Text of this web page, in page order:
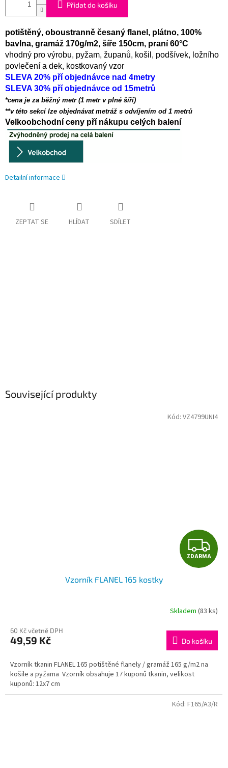
Přidat do košíku
potištěný, oboustranně česaný flanel, plátno, 100%
bavlna, gramáž 170g/m2, šíře 150cm, praní 60°C
vhodný pro výrobu, pyžam, županů, košil, podšívek, ložního
povlečení a dek, kostkovaný vzor
SLEVA 20% pří objednávce nad 4metry
SLEVA 30% pří objednávce od 15metrů
*cena je za běžný metr (1 metr v plné šíří)
**v této sekcí lze objednávat metráž s odvíjením od 1 metrů
Velkoobchodní ceny pří nákupu celých balení
Detailní informace
ZEPTAT SE HLÍDAT SDÍLET
Související produkty
Z
D
R
M
A
ZDARMA
Vzorník FLANEL 165 kostky
Skladem (83 ks)
60 Kč včetně DPH
49,59 Kč Do košíku
Vzorník tkanin FLANEL 165 potištěné flanely / gramáž 165 g/m2 na
košile a pyžama Vzorník obsahuje 17 kuponů tkanin, velikost
kuponů: 12x7 cm
Kód: VZ4799UNI4
Kód: F165/A3/R